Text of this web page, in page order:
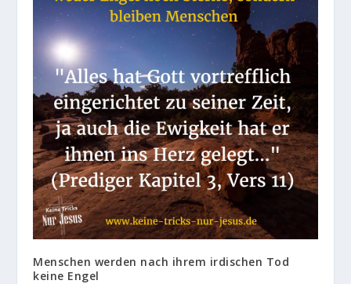
Menschen werden nach ihrem irdischen Tod
keine Engel